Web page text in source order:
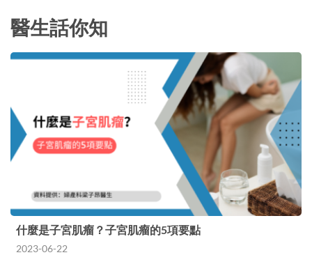
醫生話你知
什麼是子宮肌瘤？子宮肌瘤的5項要點
2023-06-22